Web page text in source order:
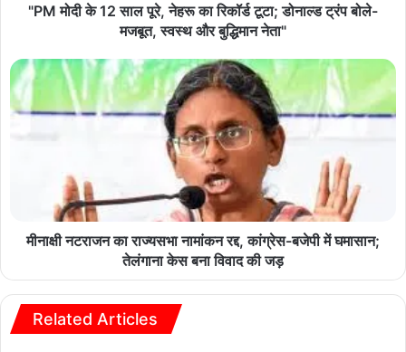
"PM मोदी के 12 साल पूरे, नेहरू का रिकॉर्ड टूटा; डोनाल्ड ट्रंप बोले-
मजबूत, स्वस्थ और बुद्धिमान नेता"
मीनाक्षी नटराजन का राज्यसभा नामांकन रद्द, कांग्रेस-बजेपी में घमासान;
तेलंगाना केस बना विवाद की जड़
Related Articles